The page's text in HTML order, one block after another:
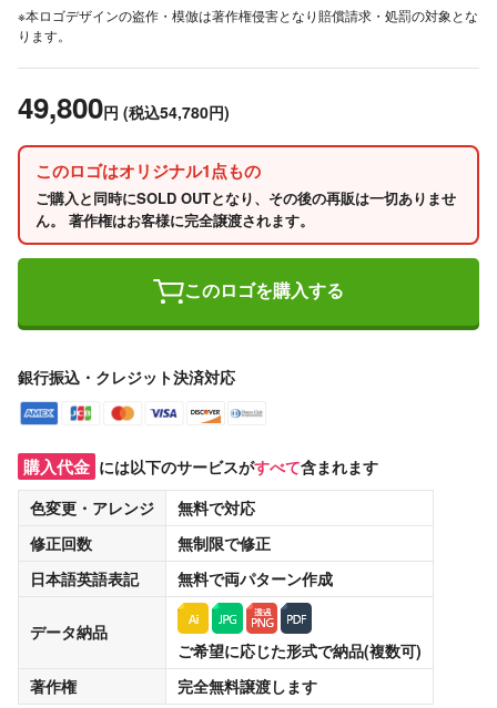
※本ロゴデザインの盗作・模倣は著作権侵害となり賠償請求・処罰の対象とな
ります。
49,800円 (税込54,780円)
このロゴはオリジナル1点もの
ご購入と同時にSOLD OUTとなり、その後の再販は一切ありませ
ん。 著作権はお客様に完全譲渡されます。
このロゴを購入する
銀行振込・クレジット決済対応
購入代金 には以下のサービスがすべて含まれます
色変更・アレンジ
無料で対応
修正回数
無制限で修正
日本語英語表記
無料で両パターン作成
データ納品
ご希望に応じた形式で納品(複数可)
著作権
完全無料譲渡します